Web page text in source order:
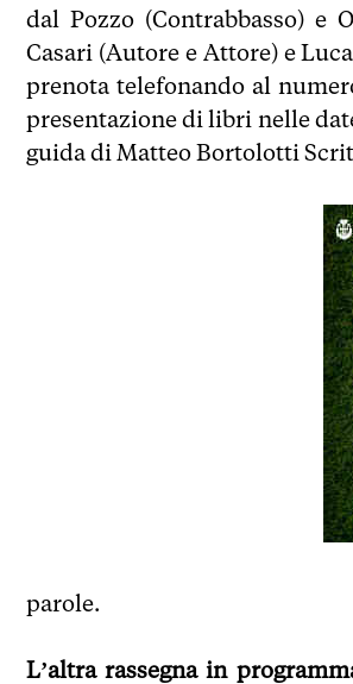
dal Pozzo (Contrabbasso) e
Casari (Autore e Attore) e
prenota telefonando al
presentazione di libri nelle
guida di Matteo Bortolotti
parole.
L’altra rassegna in